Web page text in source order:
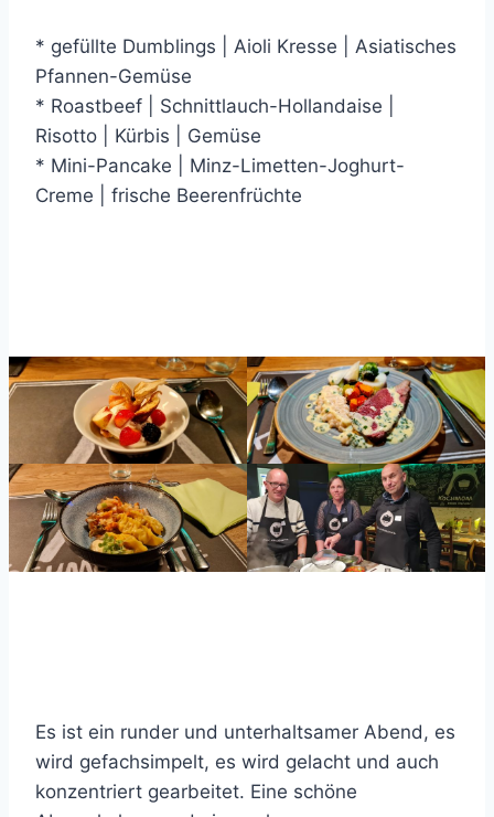
* gefüllte Dumblings | Aioli Kresse | Asiatisches
Pfannen-Gemüse
* Roastbeef | Schnittlauch-Hollandaise |
Risotto | Kürbis | Gemüse
* Mini-Pancake | Minz-Limetten-Joghurt-
Creme | frische Beerenfrüchte
Es ist ein runder und unterhaltsamer Abend, es
wird gefachsimpelt, es wird gelacht und auch
konzentriert gearbeitet. Eine schöne